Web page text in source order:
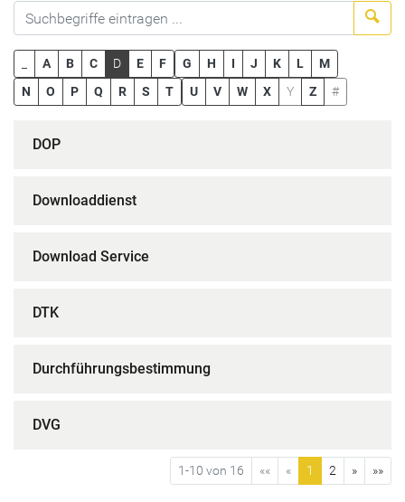
A B C D E F G H I J K L
M
N
O P Q R S T U V W X Y Z #
DOP
Downloaddienst
Download Service
DTK
Durchführungsbestimmung
DVG
1-10 von 16 «« « 1 2 » »»